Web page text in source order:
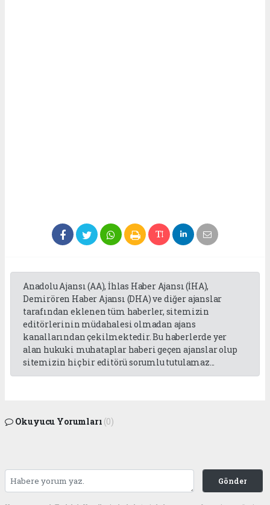
Anadolu Ajansı (AA), İhlas Haber Ajansı (İHA),
Demirören Haber Ajansı (DHA) ve diğer ajanslar
tarafından eklenen tüm haberler, sitemizin
editörlerinin müdahalesi olmadan ajans
kanallarından çekilmektedir. Bu haberlerde yer
alan hukuki muhataplar haberi geçen ajanslar olup
sitemizin hiç bir editörü sorumlu tutulamaz...
Okuyucu Yorumları (0)
Gönder